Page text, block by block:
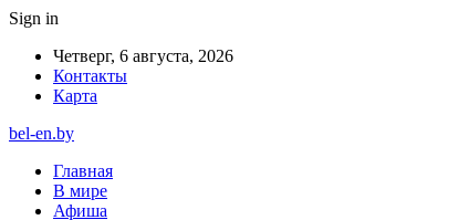
Sign in
Четверг, 6 августа, 2026
Контакты
Карта
bel-en.by
Главная
В мире
Афиша